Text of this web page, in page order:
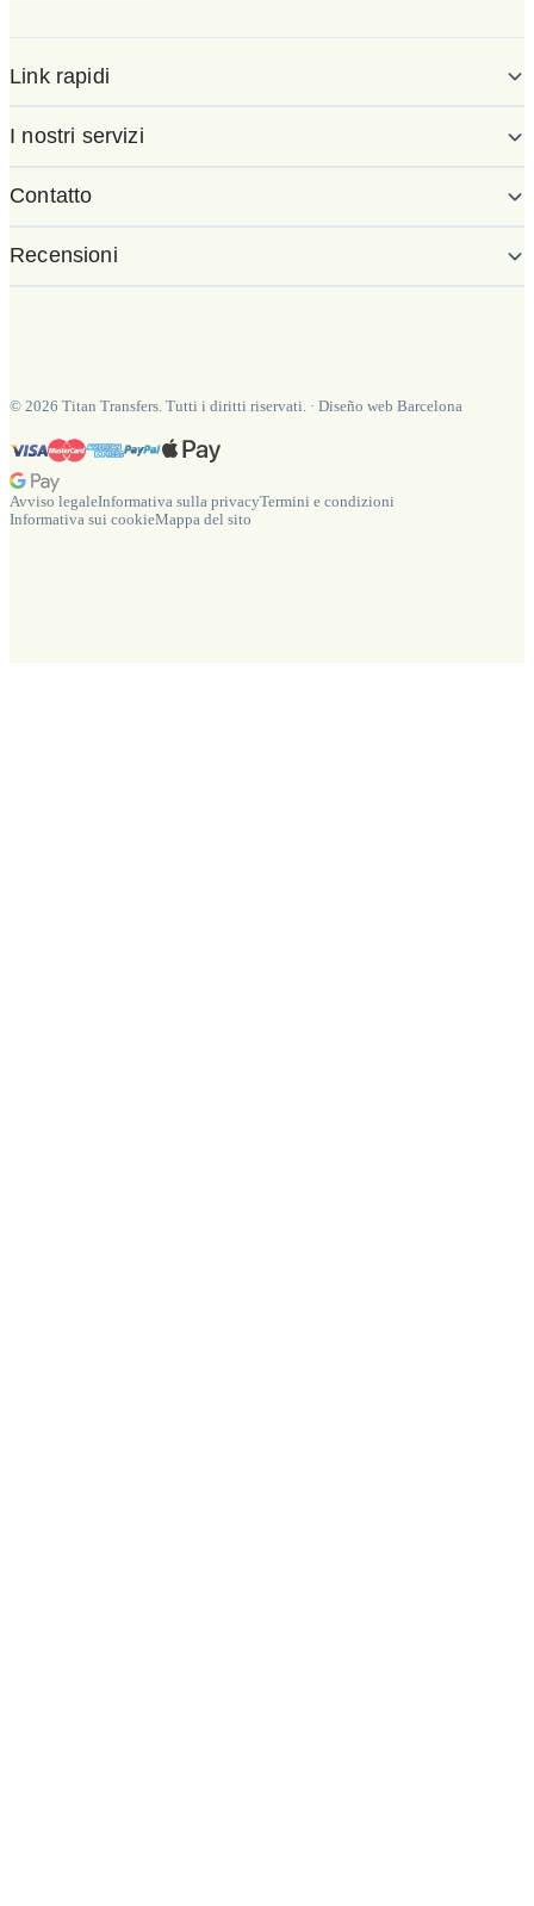
Link rapidi
I nostri servizi
Contatto
Recensioni
© 2026 Titan Transfers. Tutti i diritti riservati. · Diseño web Barcelona
Avviso legaleInformativa sulla privacyTermini e condizioni
Informativa sui cookieMappa del sito